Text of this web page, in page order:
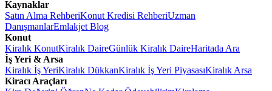
Kaynaklar
Satın Alma RehberiKonut Kredisi RehberiUzman
DanışmanlarEmlakjet Blog
Konut
Kiralık KonutKiralık DaireGünlük Kiralık DaireHaritada Ara
İş Yeri & Arsa
Kiralık İş YeriKiralık DükkanKiralık İş Yeri PiyasasıKiralık Arsa
Kiracı Araçları